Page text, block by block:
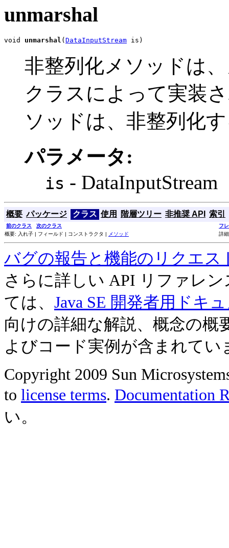
unmarshal
void unmarshal (DataInputStream is)
非整列化メソッドは
クラスによって実装
ソッドは、非整列化
パラメータ:
is - DataInputStream
概要 パッケージ クラス 使用 階層ツリー 非推奨 API 索引
前のクラス 次のクラス
フ
概要: 入れ子 | フィールド | コンストラクタ |
メソッド 詳
バグの報告と機能のリクエス
さらに詳しい API リファレ
ては、 Java SE 開発者用ドキ
向けの詳細な解説、概念の概
よびコード実例が含まれてい
Copyright 2009 Sun
to license terms. Documentation
い。